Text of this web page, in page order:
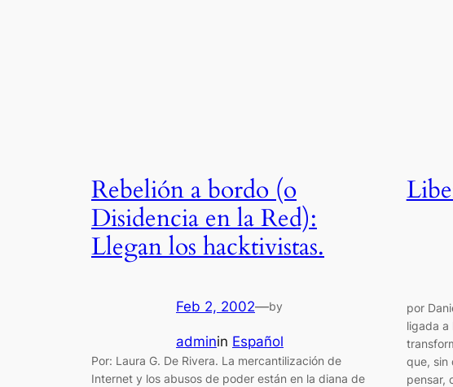
Rebelión a bordo (o
Disidencia en la Red):
Llegan los hacktivistas.
Feb 2, 2002—by
adminin Español
Por: Laura G. De Rivera. La mercantilización de
Internet y los abusos de poder están en la diana de
por
ligada a
que, sin
pensar,